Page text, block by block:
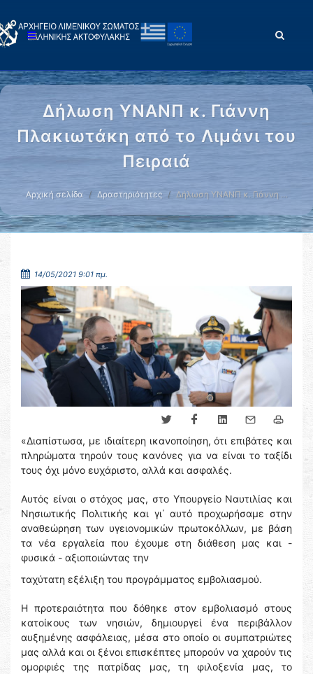
Δήλωση ΥΝΑΝΠ κ. Γιάννη
Πλακιωτάκη από το Λιμάνι του
Πειραιά
Αρχική σελίδα Δραστηριότητες Δήλωση ΥΝΑΝΠ κ. Γιάννη …
14/05/2021 9:01 πμ.
«Διαπίστωσα, με ιδιαίτερη ικανοποίηση, ότι επιβάτες και
πληρώματα τηρούν τους κανόνες για να είναι το ταξίδι
τους όχι μόνο ευχάριστο, αλλά και ασφαλές.
Αυτός είναι ο στόχος μας, στο Υπουργείο Ναυτιλίας και
Νησιωτικής Πολιτικής και γι΄ αυτό προχωρήσαμε στην
αναθεώρηση των υγειονομικών πρωτοκόλλων, με βάση
τα νέα εργαλεία που έχουμε στη διάθεση μας και -
φυσικά - αξιοποιώντας την
ταχύτατη εξέλιξη του προγράμματος εμβολιασμού.
Η προτεραιότητα που δόθηκε στον εμβολιασμό στους
κατοίκους των νησιών, δημιουργεί ένα περιβάλλον
αυξημένης ασφάλειας, μέσα στο οποίο οι συμπατριώτες
μας αλλά και οι ξένοι επισκέπτες μπορούν να χαρούν τις
ομορφιές της πατρίδας μας, τη φιλοξενία μας, το